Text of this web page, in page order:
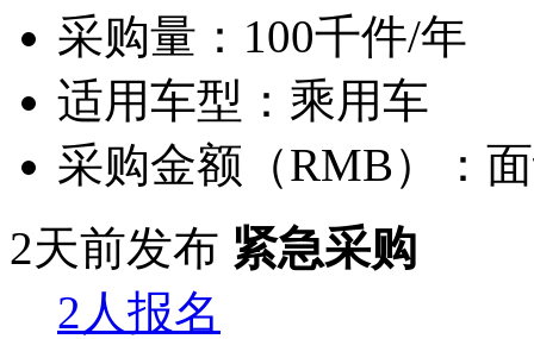
采购量： 100千件/年
适用车型： 乘用车
采购金额（RMB）：
2天前发布 紧急采购
2人报名